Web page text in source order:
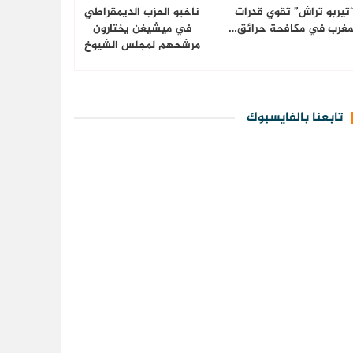
تراش” تقوي قدرات
في مكافحة حرائق…
ناخبو الحزب الديمقراطي
في ميشيغن يختارون
مرشحهم لمجلس الشيوخ
تابعنا بالفايسبوك